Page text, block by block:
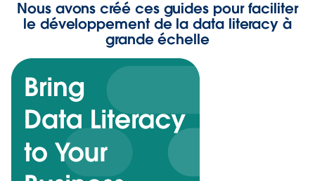
Nous avons créé ces guides pour faciliter
le développement de la data literacy à
grande échelle